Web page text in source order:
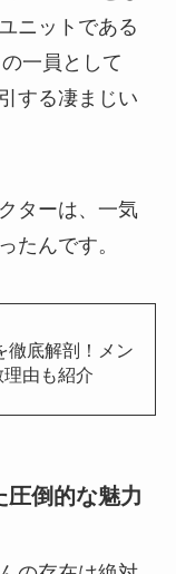
ニットである
一員として
する凄まじい
ターは、一気
たんです。
徹底解剖！メン
由も紹介
圧倒的な魅力